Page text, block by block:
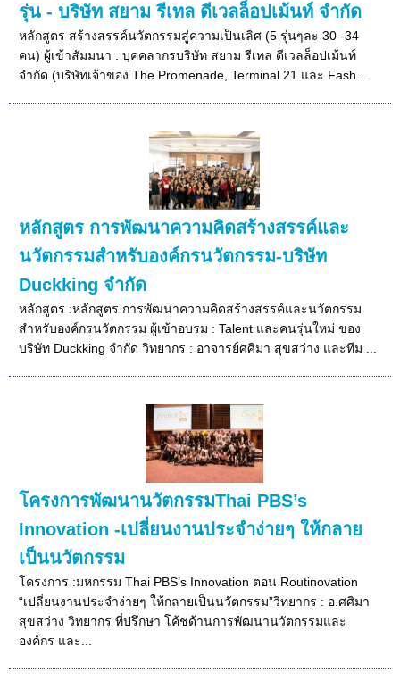
รุ่น - บริษัท สยาม รีเทล ดีเวลล็อปเม้นท์ จำกัด
หลักสูตร สร้างสรรค์นวัตกรรมสู่ความเป็นเลิศ (5 รุ่นๆละ 30 -34
คน) ผู้เข้าสัมมนา : บุคคลากรบริษัท สยาม รีเทล ดีเวลล็อปเม้นท์
จำกัด (บริษัทเจ้าของ The Promenade, Terminal 21 และ Fash...
หลักสูตร การพัฒนาความคิดสร้างสรรค์และ
นวัตกรรมสำหรับองค์กรนวัตกรรม-บริษัท
Duckking จำกัด
หลักสูตร :หลักสูตร การพัฒนาความคิดสร้างสรรค์และนวัตกรรม
สำหรับองค์กรนวัตกรรม ผู้เข้าอบรม : Talent และคนรุ่นใหม่ ของ
บริษัท Duckking จำกัด วิทยากร : อาจารย์ศศิมา สุขสว่าง และทีม ...
โครงการพัฒนานวัตกรรมThai PBS’s
Innovation -เปลี่ยนงานประจำง่ายๆ ให้กลาย
เป็นนวัตกรรม
โครงการ :มหกรรม Thai PBS’s Innovation ตอน Routinovation
“เปลี่ยนงานประจำง่ายๆ ให้กลายเป็นนวัตกรรม”วิทยากร : อ.ศศิมา
สุขสว่าง วิทยากร ที่ปรึกษา โค้ชด้านการพัฒนานวัตกรรมและ
องค์กร และ...